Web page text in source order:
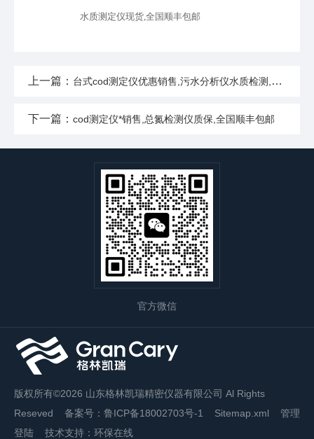
上一篇： 台式cod测定仪优惠销售,污水分析仪水质检测,全国顺丰包邮
下一篇： cod测定仪*销售,总氮检测仪质保,全国顺丰包邮
官方微信
版权所有©2026 山东格林凯瑞精密仪器有限公司 Al Rights
Reseved 备案号：鲁ICP备18002703号-1 Sitemap.xml
管理
登陆 技术支持： 环保在线